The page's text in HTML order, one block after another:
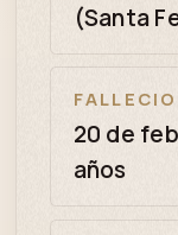
(Santa
FALLECIO
20 de
años